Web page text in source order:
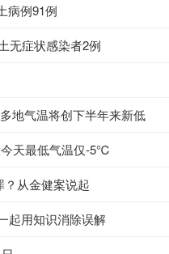
病例91例
无症状感染者2例
地气温将创下半年来新低
天最低气温仅-5℃
？从金健案说起
起用知识消除误解